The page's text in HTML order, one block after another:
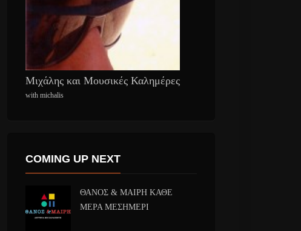
Μιχάλης και Μουσικές Καλημέρες
with michalis
COMING UP NEXT
ΘΑΝΟΣ & ΜΑΙΡΗ ΚΑΘΕ
ΜΕΡΑ ΜΕΣΗΜΕΡΙ